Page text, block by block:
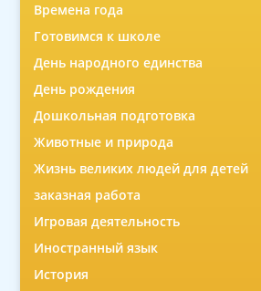
Времена года
Готовимся к школе
День народного единства
День рождения
Дошкольная подготовка
Животные и природа
Жизнь великих людей для детей
заказная работа
Игровая деятельность
Иностранный язык
История